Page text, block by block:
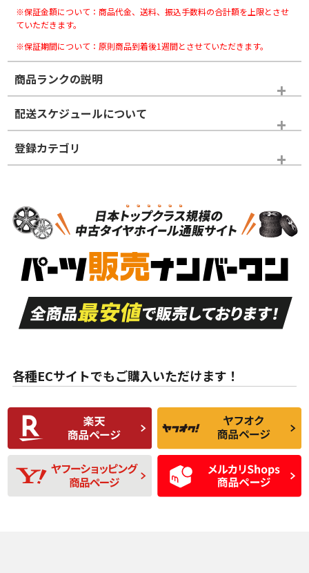
※保証金額について：商品代金、送料、振込手数料の合計額を上限とさせ
ていただきます。
※保証期間について：原則商品到着後1週間とさせていただきます。
商品ランクの説明
※商品ランクは出品者の主観により判断しておりますので、あら
かじめご了承ください。
ホイールランク
S
品）
S
新車外し品（新古
付き
A
走行距離も少なく、
目立つ傷もほとんど
ない中古品
A
走行距離も少なく、
非常に状態の良い中
古品
な中古品
んどない中古品
C
比較的きれいな中古
品
C
られるが、使用に問
題のない中古品
D
使用感や目立つ傷が
あり、一般的な中古
品
D
残り溝も少なく、偏
磨耗がみられ、短期
間使用できるくらい
の中古品
配送スケジュールについて
登録カテゴリ
パーツ
各種ECサイトでもご購入いただけます！